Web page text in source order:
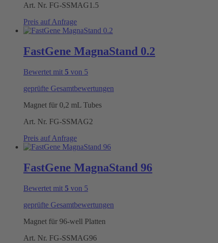
Art. Nr. FG-SSMAG1.5
Preis auf Anfrage
FastGene MagnaStand 0.2
Bewertet mit 5 von 5
geprüfte Gesamtbewertungen
Magnet für 0,2 mL Tubes
Art. Nr. FG-SSMAG2
Preis auf Anfrage
FastGene MagnaStand 96
Bewertet mit 5 von 5
geprüfte Gesamtbewertungen
Magnet für 96-well Platten
Art. Nr. FG-SSMAG96